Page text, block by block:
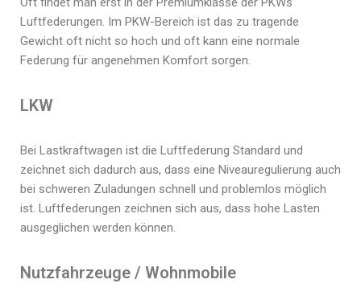
Luftfederungen. Im PKW-Bereich ist das zu tragende
Gewicht oft nicht so hoch und oft kann eine normale
Federung für angenehmen Komfort sorgen.
LKW
Bei Lastkraftwagen ist die Luftfederung Standard und
zeichnet sich dadurch aus, dass eine Niveauregulierung auch
bei schweren Zuladungen schnell und problemlos möglich
ist. Luftfederungen zeichnen sich aus, dass hohe Lasten
ausgeglichen werden können.
Nutzfahrzeuge / Wohnmobile